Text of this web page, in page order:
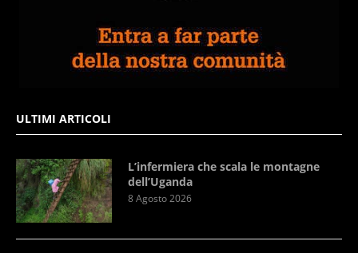
ULTIMI ARTICOLI
L’infermiera che scala le montagne
dell’Uganda
8 Agosto 2026